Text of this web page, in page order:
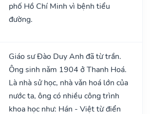
phố Hồ Chí Minh vì bệnh tiểu
đường.
Giáo sư Đào Duy Anh đã từ trần.
Ông sinh nǎm 1904 ở Thanh Hoá.
Là nhà sử học, nhà vǎn hoá lớn của
nước ta, ông có nhiều công trình
khoa học như: Hán - Việt từ điển